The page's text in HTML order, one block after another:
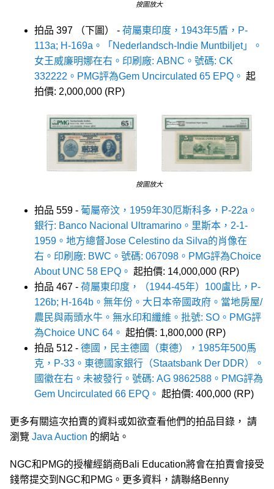
按圖放大
拍品 397 （下圖） - 荷屬東印度，1943年5盾，P-
113a; H-169a。「Nederlandsch-Indie Muntbiljet」。
女王威廉明娜在右。印刷廠: ABNC。號碼: CK
332222。PMG評為Gem Uncirculated 65 EPQ。 起
拍價: 2,000,000 (RP)
按圖放大
拍品 559 - 葡屬帝汶，1959年30厄斯科多，P-22a。
銀行: Banco Nacional Ultramarino。里斯本，2-1-
1959。地方總督Jose Celestino da Silva的肖像在
右。印刷廠: BWC。號碼: 067098。PMG評為Choice
About UNC 58 EPQ。 起拍價: 14,000,000 (RP)
拍品 467 - 荷屬東印度，（1944-45年）100盧比，P-
126b; H-164b。無年份。大日本帝國政府。當地房屋/
農民與兩頭水牛。無水印和纖維。批號: SO。PMG評
為Choice UNC 64。 起拍價: 1,800,000 (RP)
拍品 512 - 德國，民主德國（東德），1985年500馬
克，P-33。東德國家銀行（Staatsbank Der DDR）。
國徽在右。未被發行。號碼: AG 9862588。PMG評為
Gem Uncirculated 66 EPQ。 起拍價: 400,000 (RP)
更多有關這次拍賣的資料或如欲查看他們的拍品目錄， 請
瀏覽 Java Auction 的網站。
NGC和PMG的授權經銷商Bali Education將會在拍賣會接受
錢幣提交到NGC和PMG。更多資料，請聯絡Benny